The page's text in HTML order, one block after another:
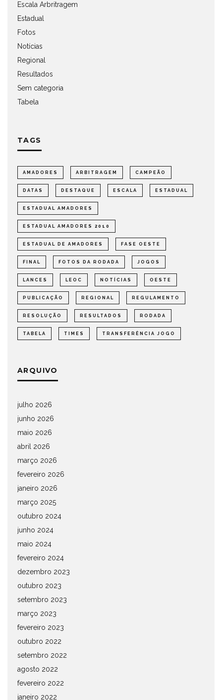
Escala Arbritragem
Estadual
Fotos
Notícias
Regional
Resultados
Sem categoria
Tabela
TAGS
AMADORES ARBITRAGEM CAMPEÃO
DATAS DESTAQUE ESCALA ESTADUAL
ESTADUAL AMADORES
ESTADUAL AMADORES 2010
ESTADUAL DE AMADORES FASE OESTE
FINAL FOTOS DA RODADA JOGOS
LANCES LEOC NOTÍCIAS OESTE
PUBLICAÇÃO REGIONAL REGULAMENTO
RESOLUÇÃO RESULTADOS RODADA
TABELA TIMES TRANSFERÊNCIA JOGO
ARQUIVO
julho 2026
junho 2026
maio 2026
abril 2026
março 2026
fevereiro 2026
janeiro 2026
março 2025
outubro 2024
junho 2024
maio 2024
fevereiro 2024
dezembro 2023
outubro 2023
setembro 2023
março 2023
fevereiro 2023
outubro 2022
setembro 2022
agosto 2022
fevereiro 2022
janeiro 2022